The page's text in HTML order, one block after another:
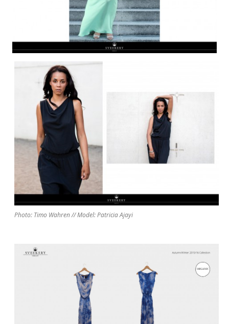
Photo: Timo Wahren // Model: Patricia Ajayi